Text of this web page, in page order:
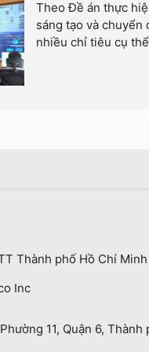
Theo Đề án thực
sáng tạo và chuyển
nhiều chỉ tiêu cụ
Thành phố Hồ Chí Minh
Inc
11, Quận 6,